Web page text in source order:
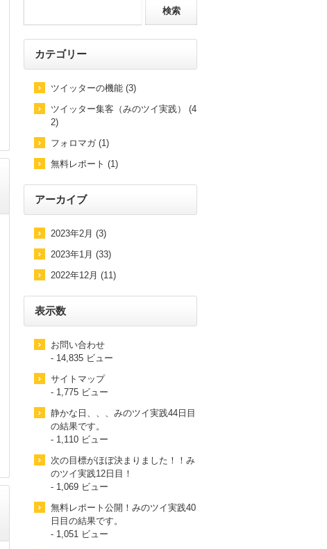
カテゴリー
ツイッターの機能 (3)
ツイッター集客（みのツイ実践） (4
2)
フォロマガ (1)
無料レポート (1)
アーカイブ
2023年2月 (3)
2023年1月 (33)
2022年12月 (11)
表示数
お問い合わせ
- 14,835 ビュー
サイトマップ
- 1,775 ビュー
静かな日、、、みのツイ実践44日目
の結果です。
- 1,110 ビュー
次の目標がほぼ決まりました！！み
のツイ実践12日目！
- 1,069 ビュー
無料レポート公開！みのツイ実践40
日目の結果です。
- 1,051 ビュー